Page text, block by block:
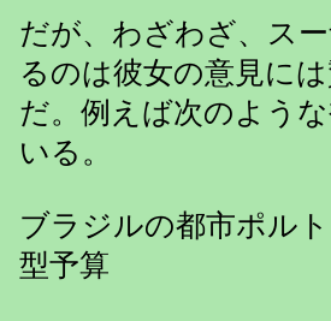
だが、わざわざ、ス
るのは彼女の意見に
だ。例えば次のよう
いる。
ブラジルの都市ポル
型予算